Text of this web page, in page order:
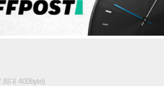
대 400byte)